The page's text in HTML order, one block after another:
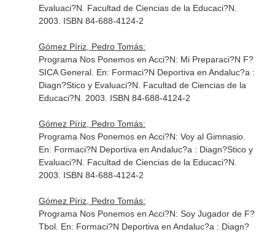
Evaluaci?N . Facultad de Ciencias de la Educaci?N.
2003. ISBN 84-688-4124-2
Gómez Píriz, Pedro Tomás:
Programa Nos Ponemos en Acci?N: Mi Preparaci?N F?
SICA General. En: Formaci?N Deportiva en Andaluc?a :
Diagn?Stico y Evaluaci?N . Facultad de Ciencias de la
Educaci?N. 2003. ISBN 84-688-4124-2
Gómez Píriz, Pedro Tomás:
Programa Nos Ponemos en Acci?N: Voy al Gimnasio.
En: Formaci?N Deportiva en Andaluc?a : Diagn?Stico y
Evaluaci?N . Facultad de Ciencias de la Educaci?N.
2003. ISBN 84-688-4124-2
Gómez Píriz, Pedro Tomás:
Programa Nos Ponemos en Acci?N: Soy Jugador de F?
Tbol. En: Formaci?N Deportiva en Andaluc?a : Diagn?